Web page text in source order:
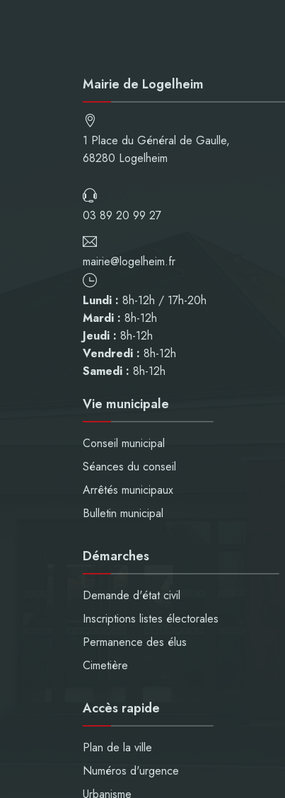
Mairie de Logelheim
1 Place du Général de Gaulle,
68280 Logelheim
03 89 20 99 27
mairie@logelheim.fr
Lundi : 8h-12h / 17h-20h
Mardi : 8h-12h
Jeudi : 8h-12h
Vendredi : 8h-12h
Samedi : 8h-12h
Vie municipale
Conseil municipal
Séances du conseil
Arrêtés municipaux
Bulletin municipal
Démarches
Demande d'état civil
Inscriptions listes électorales
Permanence des élus
Cimetière
Accès rapide
Plan de la ville
Numéros d'urgence
Urbanisme